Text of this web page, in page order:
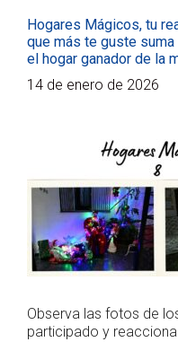
Hogares Mágicos, tu
que más te guste
el hogar ganador de la
14 de enero de 2026
Observa las fotos de
participado y